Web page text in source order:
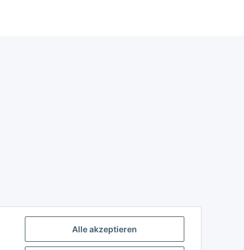
Alle akzeptieren